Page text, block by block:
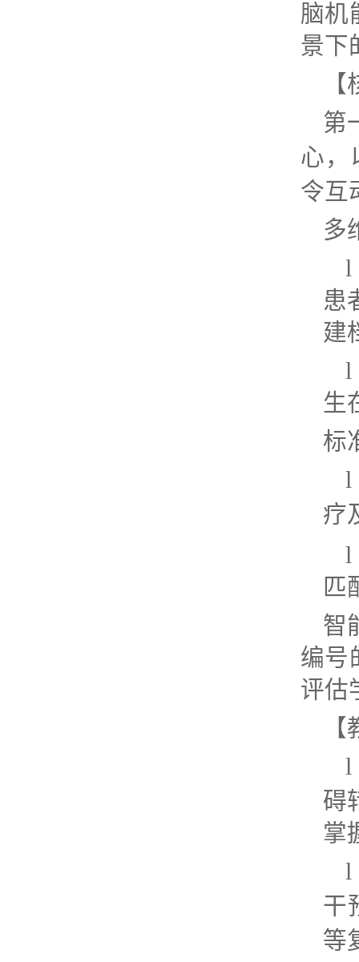
脑机
景下
第
心，
令互
多
l
患
建
l
生
标
l
疗
l
匹
智
编号
评估
l
碍
掌
l
干
等